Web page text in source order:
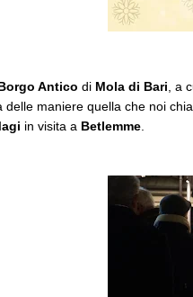
Antico di Mola di Bari , a
delle maniere quella che noi
in visita a Betlemme.